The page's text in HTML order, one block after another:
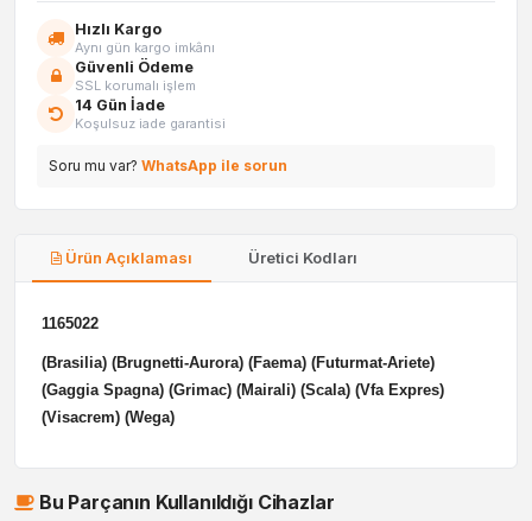
Hızlı Kargo
Aynı gün kargo imkânı
Güvenli Ödeme
SSL korumalı işlem
14 Gün İade
Koşulsuz iade garantisi
Soru mu var? WhatsApp ile sorun
Ürün Açıklaması Üretici Kodları
1165022
(Brasilia) (Brugnetti-Aurora) (Faema) (Futurmat-Ariete)
(Gaggia Spagna) (Grimac) (Mairali) (Scala) (Vfa Expres)
(Visacrem) (Wega)
Bu Parçanın Kullanıldığı Cihazlar